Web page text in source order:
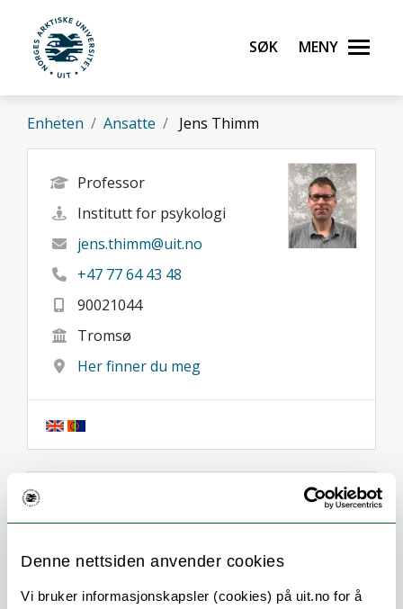
Denne nettsiden anvender cookies
Vi bruker informasjonskapsler (cookies) på uit.no for å
Gå til hovedinnhold
UiT Norges arktiske universitet
Søk Meny
Enheten Ansatte Jens Thimm
Professor
Institutt for psykologi
jens.thimm@uit.no
+47 77 64 43 48
90021044
Tromsø
Her finner du meg
Forskning og undervisning